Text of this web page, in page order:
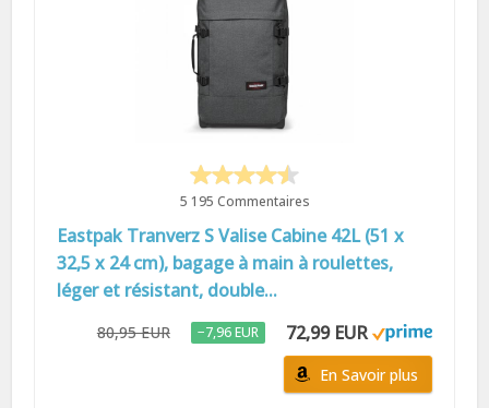
5 195 Commentaires
Eastpak Tranverz S Valise Cabine 42L (51 x
32,5 x 24 cm), bagage à main à roulettes,
léger et résistant, double...
80,95 EUR −7,96 EUR 72,99 EUR
En Savoir plus